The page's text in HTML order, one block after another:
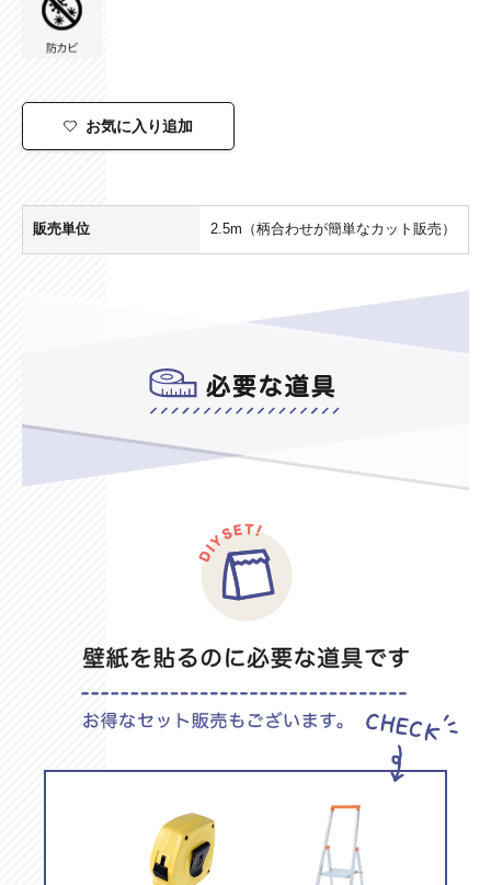
お気に入り追加
販売単位 2.5m（柄合わせが簡単なカット販売）